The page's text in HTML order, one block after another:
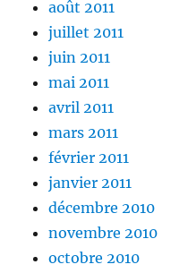
août 2011
juillet 2011
juin 2011
mai 2011
avril 2011
mars 2011
février 2011
janvier 2011
décembre 2010
novembre 2010
octobre 2010